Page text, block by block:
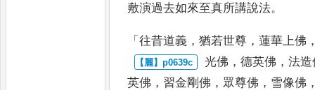
敷演過去如來至真所講說法。
「往昔道義 ，猶若世尊 ，蓮華上佛
光佛 ，德英佛 ，法造
英佛 ， 習金剛佛 ， 眾尊佛 ， 雪像佛